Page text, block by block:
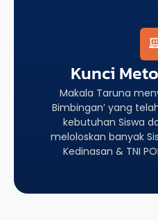
Kunci
Makala Taruna
Bimbingan’ yang
kebutuhan Siswa
meloloskan banyak
Kedinasan & TNI